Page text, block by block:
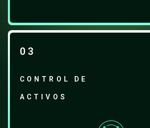
03
CONTROL DE
ACTIVOS